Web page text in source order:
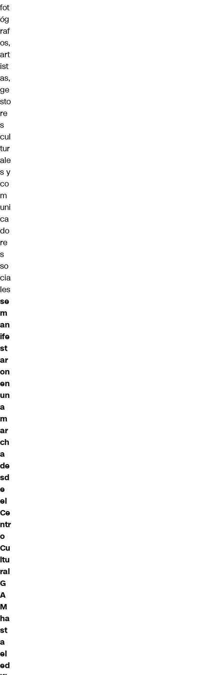
fot
óg
raf
os,
art
ist
as,
ge
sto
re
s
cul
tur
ale
s y
co
m
uni
ca
do
re
s
so
cia
les
se
m
an
ife
st
ar
on
en
un
a
m
ar
ch
a
de
sd
e
el
Ce
ntr
o
Cu
ltu
ral
G
A
M
ha
st
a
el
ed